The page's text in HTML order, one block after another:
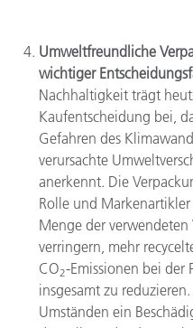
Umweltfreundliche
wichtiger
Nachhaltigkeit trägt
Kaufentscheidung bei,
Gefahren des
verursachte
anerkennt. Die
Rolle und
Menge der
verringern, mehr
CO2-Emissionen bei der
insgesamt zu
Umständen ein